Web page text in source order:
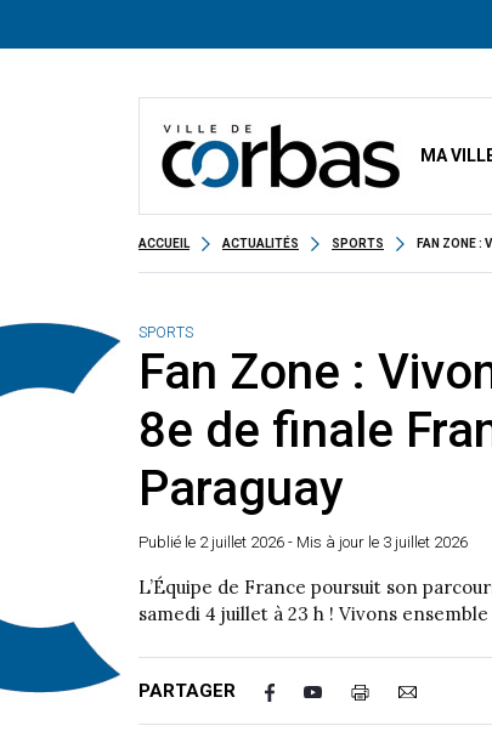
MA
ACCUEIL ACTUALITÉS SPORTS FAN ZONE :
SPORTS
Fan Zone :
8e de finale
Paraguay
Publié le 2 juillet 2026 - Mis à jour le 3 juillet 2026
L’Équipe de France poursuit son
samedi 4 juillet à 23 h ! Vivons
PARTAGER